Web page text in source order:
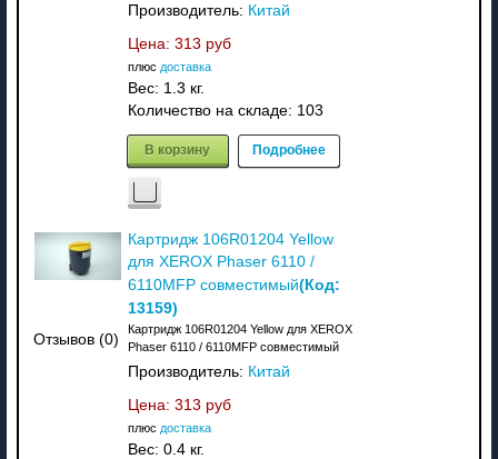
Производитель: Китай
Цена: 313 руб
плюс доставка
Вес: 1.3 кг.
Количество на складе: 103
В корзину Подробнее
Отзывов (0)
Картридж 106R01204 Yellow
для XEROX Phaser 6110 /
6110MFP совместимый(Код:
13159)
Картридж 106R01204 Yellow для XEROX
Phaser 6110 / 6110MFP совместимый
Производитель: Китай
Цена: 313 руб
плюс доставка
Вес: 0.4 кг.